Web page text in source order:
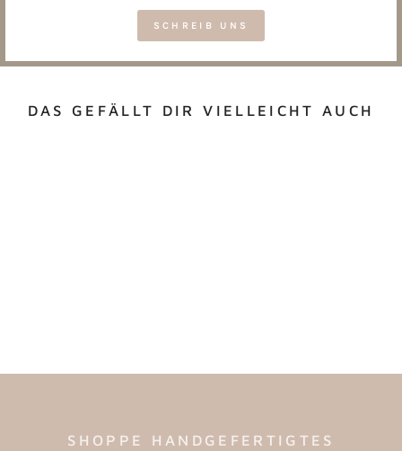
SCHREIB UNS
DAS GEFÄLLT DIR VIELLEICHT AUCH
SHOPPE HANDGEFERTIGTES